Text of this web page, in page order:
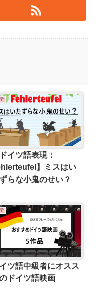
ドイツ語表現：
】ミスはい
らな小鬼のせい？
イツ語中級者にオスス
ドイツ語映画